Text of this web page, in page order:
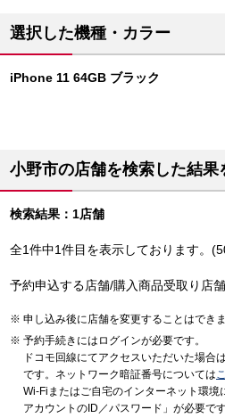
選択した機種・カラー
iPhone 11 64GB ブラック
小野市の店舗を検索した結果
検索結果：1店舗
全1件中1件目を表示しております。
予約申込する店舗/購入商品受取り店
申し込み後に店舗を変更することはできま
予約手続きにはログインが必要です。
ドコモ回線にてアクセスいただいた場合
です。ネットワーク暗証番号については
Wi-Fiまたはご自宅のインターネット環境
アカウントのID／パスワード」が必要で